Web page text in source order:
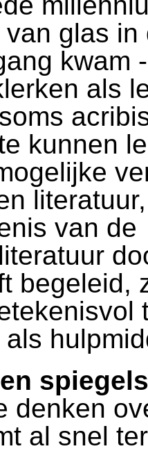
glas in
kwam
als
kunnen
van de
begeleid,
spiegels
denken
al snel